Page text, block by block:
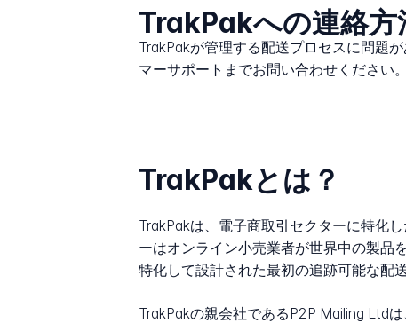
TrakPakへの連絡方
TrakPakが管理する配送プロセスに問題
マーサポートまでお問い合わせください。
TrakPakとは？
TrakPakは、電子商取引セクターに特化
ーはオンライン小売業者が世界中の製品
特化して設計された最初の追跡可能な配
TrakPakの親会社であるP2P Mailing Ltd